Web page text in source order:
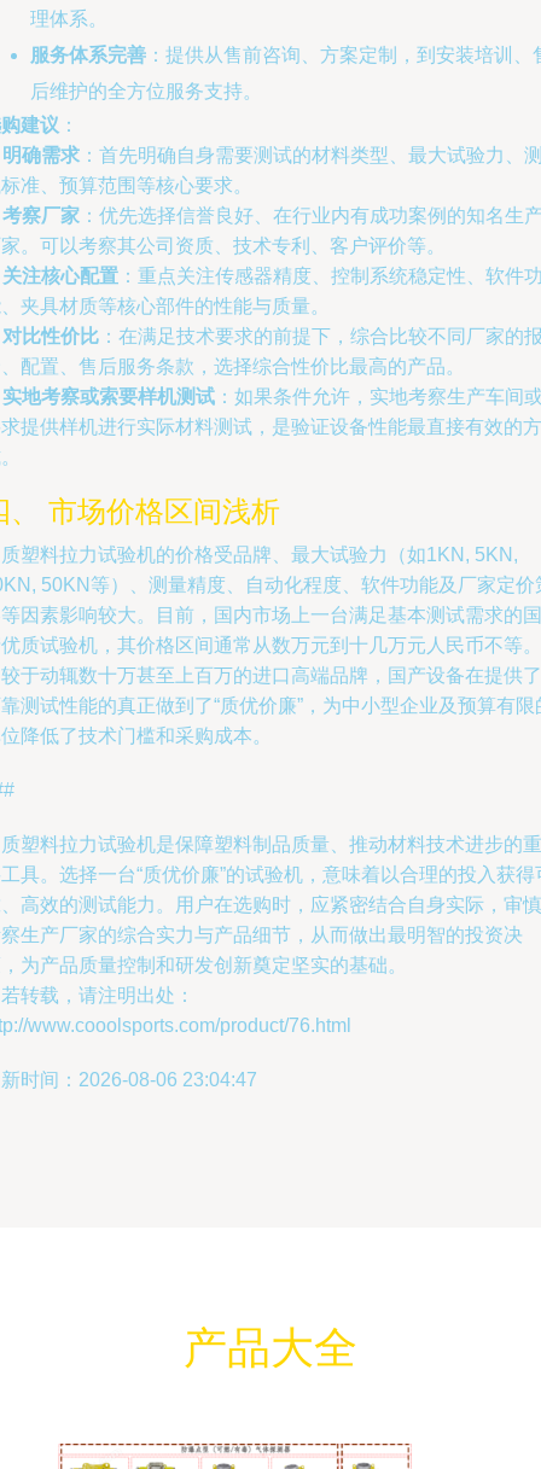
理体系。
服务体系完善 ：提供从售前咨询、方案定制，到安装培训、
后维护的全方位服务支持。
建议 ：
明确需求 ：首先明确自身需要测试的材料类型、最大试验力、
准、预算范围等核心要求。
考察厂家 ：优先选择信誉良好、在行业内有成功案例的知名生
。可以考察其公司资质、技术专利、客户评价等。
关注核心配置 ：重点关注传感器精度、控制系统稳定性、软件
夹具材质等核心部件的性能与质量。
对比性价比 ：在满足技术要求的前提下，综合比较不同厂家的
配置、售后服务条款，选择综合性价比最高的产品。
实地考察或索要样机测试 ：如果条件允许，实地考察生产车间
提供样机进行实际材料测试，是验证设备性能最直接有效的方
、 市场价格区间浅析
塑料拉力试验机的价格受品牌、最大试验力（如1KN, 5KN,
50KN等）、测量精度、自动化程度、软件功能及厂家定价
因素影响较大。目前，国内市场上一台满足基本测试需求的国
质试验机，其价格区间通常从数万元到十几万元人民币不等。
于动辄数十万甚至上百万的进口高端品牌，国产设备在提供了
测试性能的真正做到了“质优价廉”，为中小型企业及预算有限
降低了技术门槛和采购成本。
塑料拉力试验机是保障塑料制品质量、推动材料技术进步的重
具。选择一台“质优价廉”的试验机，意味着以合理的投入获得
高效的测试能力。用户在选购时，应紧密结合自身实际，审慎
生产厂家的综合实力与产品细节，从而做出最明智的投资决
为产品质量控制和研发创新奠定坚实的基础。
转载，请注明出处：
www.cooolsports.com/product/76.html
时间：2026-08-06 23:04:47
产品大全